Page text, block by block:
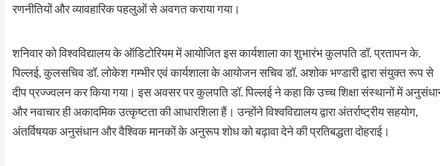
रणनीतियों और व्यावहारिक पहलुओं से अवगत कराया गया।
शनिवार को विश्वविद्यालय के ऑडिटोरियम में आयोजित इस कार्यशाला का शुभारंभ कुलपति डॉ. प्रतापन के.
पिल्लई, कुलसचिव डॉ. लोकेश गम्भीर एवं कार्यशाला के आयोजन सचिव डॉ. अशोक भण्डारी द्वारा संयुक्त रूप से
दीप प्रज्ज्वलन कर किया गया। इस अवसर पर कुलपति डॉ. पिल्लई ने कहा कि उच्च शिक्षा संस्थानों में
और नवाचार ही अकादमिक उत्कृष्टता की आधारशिला हैं। उन्होंने विश्वविद्यालय द्वारा अंतर्राष्ट्रीय सहयोग,
अंतर्विषयक अनुसंधान और वैश्विक मानकों के अनुरूप शोध को बढ़ावा देने की प्रतिबद्धता दोहराई।